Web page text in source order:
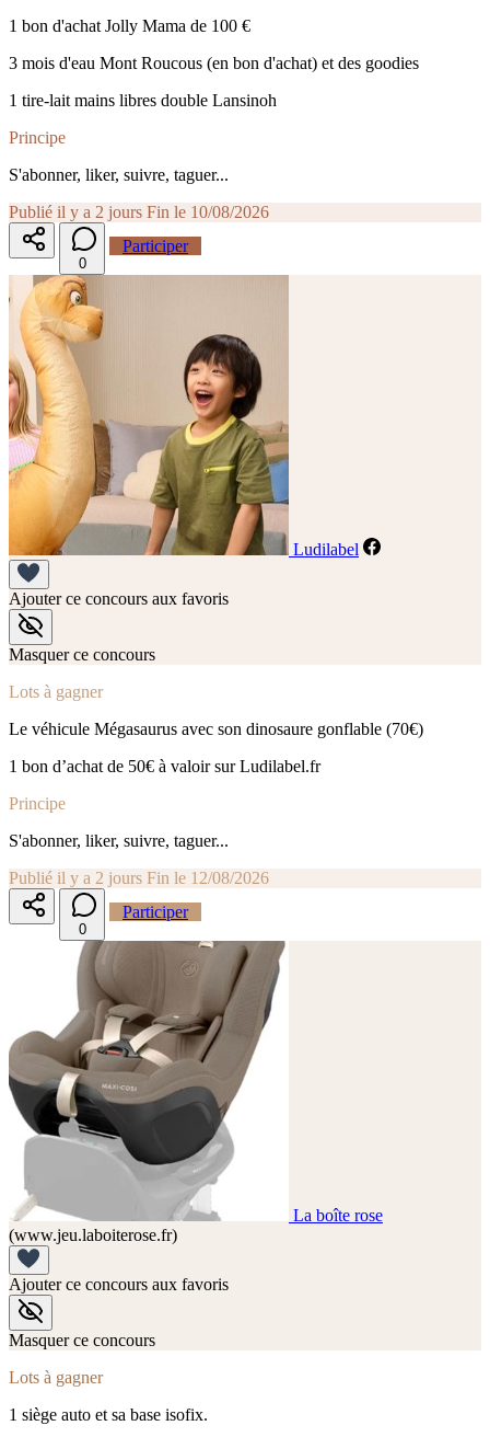
1 bon d'achat Jolly Mama de 100 €
3 mois d'eau Mont Roucous (en bon d'achat) et des goodies
1 tire-lait mains libres double Lansinoh
Principe
S'abonner, liker, suivre, taguer...
Publié il y a 2 jours Fin le 10/08/2026
0
Participer
Ludilabel
Ajouter ce concours aux favoris
Masquer ce concours
Lots à gagner
Le véhicule Mégasaurus avec son dinosaure gonflable (70€)
1 bon d’achat de 50€ à valoir sur Ludilabel.fr
Principe
S'abonner, liker, suivre, taguer...
Publié il y a 2 jours Fin le 12/08/2026
0
Participer
La boîte rose
(www.jeu.laboiterose.fr)
Ajouter ce concours aux favoris
Masquer ce concours
Lots à gagner
1 siège auto et sa base isofix.